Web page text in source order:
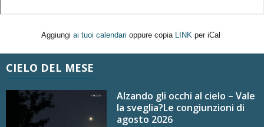
Aggiungi ai tuoi calendari oppure copia LINK per iCal
CIELO DEL MESE
Alzando gli occhi al cielo – Vale
la sveglia?Le congiunzioni di
agosto 2026